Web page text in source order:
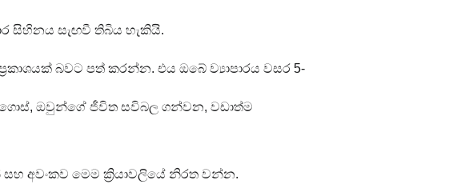
සිහිනය සැඟවී තිබිය හැකියි.
බවට පත් කරන්න. එය ඔබේ ව්‍යාපාරය වසර 5-
ගොස්, ඔවුන්ගේ ජීවිත සවිබල ගන්වන, වඩාත්ම
අවංකව මෙම ක්‍රියාවලියේ නිරත වන්න.